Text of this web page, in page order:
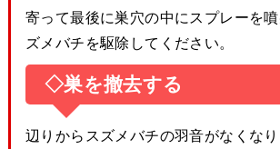
寄って最後に巣穴の中にスプレーを
ズメバチを駆除してください。
◇巣を撤去する
辺りからスズメバチの羽音がなくな